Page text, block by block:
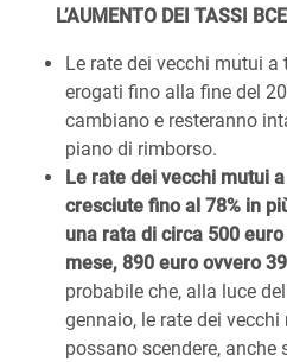
L’AUMENTO DEI TASSI
Le rate dei vecchi mutui
erogati fino alla fine del
cambiano e resteranno
piano di rimborso.
Le rate dei vecchi mutui
cresciute fino al 78% in
una rata di circa 500
mese, 890 euro ovvero
probabile che, alla luce
gennaio, le rate dei
possano scendere, anche